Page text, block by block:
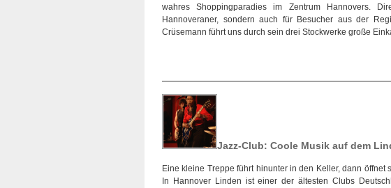
wahres Shoppingparadies im Zentrum Hannovers.
Hannoveraner, sondern auch für Besucher aus der
Crüsemann führt uns durch sein drei Stockwerke große
Jazz-Club: Coole Musik auf dem
Eine kleine Treppe führt hinunter in den Keller, dann
In Hannover Linden ist einer der ältesten Clubs